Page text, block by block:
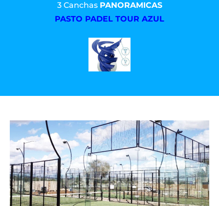
3 Canchas PANORAMICAS
PASTO PADEL TOUR AZUL